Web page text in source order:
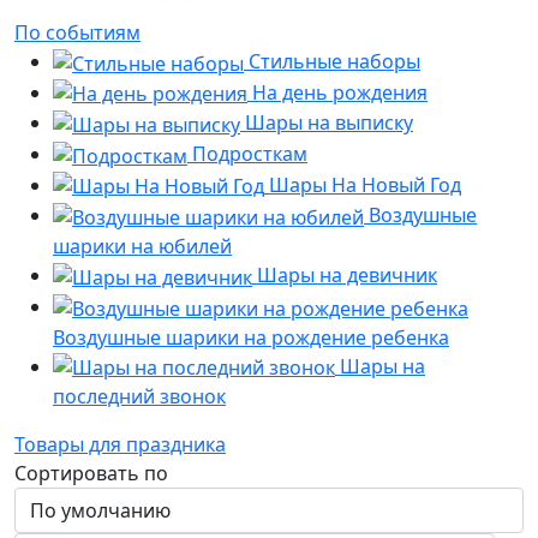
По событиям
Стильные наборы
На день рождения
Шары на выписку
Подросткам
Шары На Новый Год
Воздушные
шарики на юбилей
Шары на девичник
Воздушные шарики на рождение ребенка
Шары на
последний звонок
Товары для праздника
Сортировать по